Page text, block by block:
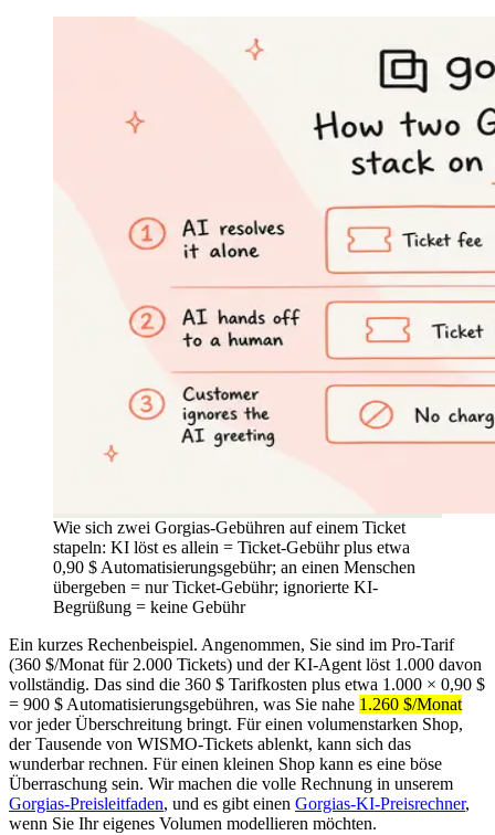
Wie sich zwei Gorgias-Gebühren auf einem Ticket
stapeln: KI löst es allein = Ticket-Gebühr plus etwa
0,90 $ Automatisierungsgebühr; an einen Menschen
übergeben = nur Ticket-Gebühr; ignorierte KI-
Begrüßung = keine Gebühr
Ein kurzes Rechenbeispiel. Angenommen, Sie sind im Pro-Tarif
(360 $/Monat für 2.000 Tickets) und der KI-Agent löst 1.000 davon
vollständig. Das sind die 360 $ Tarifkosten plus etwa 1.000 × 0,90 $
= 900 $ Automatisierungsgebühren, was Sie nahe 1.260 $/Monat
vor jeder Überschreitung bringt. Für einen volumenstarken Shop,
der Tausende von WISMO-Tickets ablenkt, kann sich das
wunderbar rechnen. Für einen kleinen Shop kann es eine böse
Überraschung sein. Wir machen die volle Rechnung in unserem
Gorgias-Preisleitfaden, und es gibt einen Gorgias-KI-Preisrechner,
wenn Sie Ihr eigenes Volumen modellieren möchten.